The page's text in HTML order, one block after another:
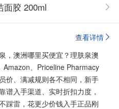
面胶 200ml
查看详情
，澳洲哪里买便宜？理肤泉澳
Amazon、Priceline Pharmacy
价、满减规则各不相同，新手
谱入手渠道、实时折扣力度，
踩雷，花更少价钱入手正品刚